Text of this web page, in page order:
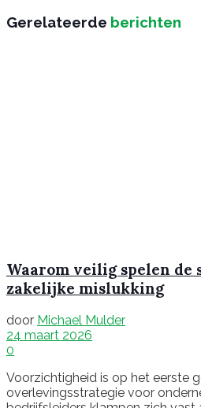
Gerelateerde berichten
Waarom veilig spelen de
zakelijke mislukking
door Michael Mulder
24 maart 2026
0
Voorzichtigheid is op het eerste
overlevingsstrategie voor